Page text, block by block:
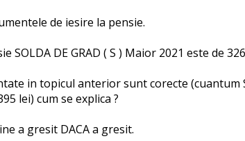
de iesire la pensie.
SOLDA DE GRAD ( S ) Maior 2021 este de
in topicul anterior sunt corecte (cuantum
lei) cum se explica ?
a gresit DACA a gresit.